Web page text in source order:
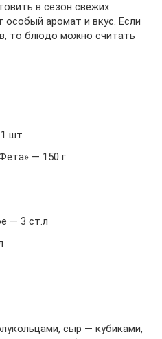
в сезон свежих
аромат и вкус. Если
то блюдо можно считать
шт
— 150 г
— 3 ст.л
сыр — кубиками,